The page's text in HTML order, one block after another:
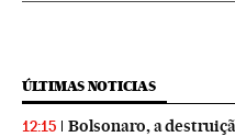
ÚLTIMAS NOTICIAS
12:15 Bolsonaro, a